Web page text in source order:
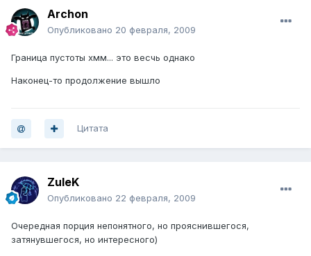
Archon
Опубликовано 20 февраля, 2009
Граница пустоты хмм... это весчь однако
Наконец-то продолжение вышло
Цитата
ZuleK
Опубликовано 22 февраля, 2009
Очередная порция непонятного, но прояснившегося,
затянувшегося, но интересного)